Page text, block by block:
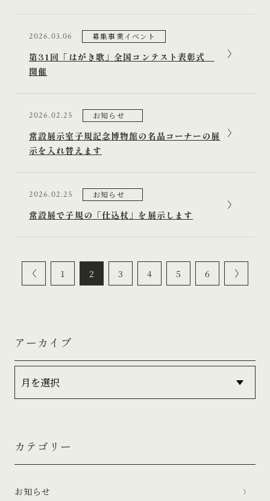
2026.03.06 募集事業イベント
第31回「はがき歌」全国コンテスト表彰式
開催
2026.02.25 お知らせ
常設展示室子規記念博物館の名品コーナーの展
示を入れ替えます
2026.02.25 お知らせ
常設展で子規の「仕込杖」を展示します
1 2 3 4 5 6
アーカイブ
カテゴリー
お知らせ